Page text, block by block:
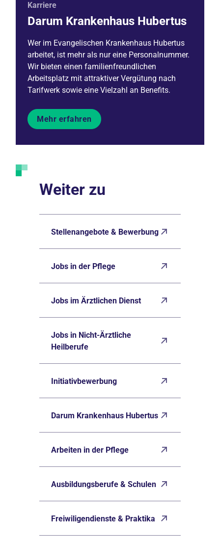
Karriere
Darum Krankenhaus Hubertus
Wer im Evangelischen Krankenhaus Hubertus
arbeitet, ist mehr als nur eine Personalnummer.
Wir bieten einen familienfreundlichen
Arbeitsplatz mit attraktiver Vergütung nach
Tarifwerk sowie eine Vielzahl an Benefits.
Mehr erfahren
Weiter zu
Stellenangebote & Bewerbung
Jobs in der Pflege
Jobs im Ärztlichen Dienst
Jobs in Nicht-Ärztliche
Heilberufe
Initiativbewerbung
Darum Krankenhaus Hubertus
Arbeiten in der Pflege
Ausbildungsberufe & Schulen
Freiwiligendienste & Praktika